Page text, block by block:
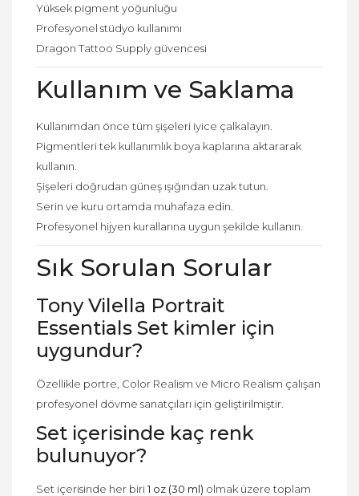
Yüksek pigment yoğunluğu
Profesyonel stüdyo kullanımı
Dragon Tattoo Supply güvencesi
Kullanım ve Saklama
Kullanımdan önce tüm şişeleri iyice çalkalayın.
Pigmentleri tek kullanımlık boya kaplarına aktararak
kullanın.
Şişeleri doğrudan güneş ışığından uzak tutun.
Serin ve kuru ortamda muhafaza edin.
Profesyonel hijyen kurallarına uygun şekilde kullanın.
Sık Sorulan Sorular
Tony Vilella Portrait
Essentials Set kimler için
uygundur?
Özellikle portre, Color Realism ve Micro Realism çalışan
profesyonel dövme sanatçıları için geliştirilmiştir.
Set içerisinde kaç renk
bulunuyor?
Set içerisinde her biri 1 oz (30 ml) olmak üzere toplam